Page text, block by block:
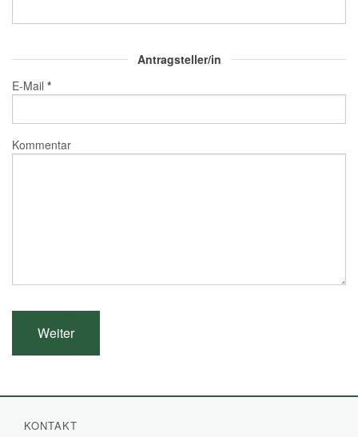
Antragsteller/in
E-Mail *
Kommentar
KONTAKT